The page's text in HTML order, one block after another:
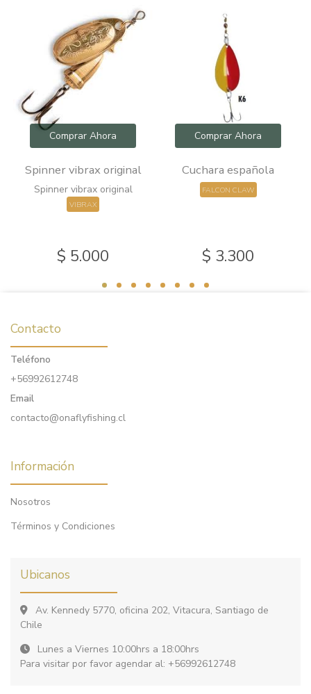
Comprar Ahora
Spinner vibrax original
Spinner vibrax original
VIBRAX
$ 5.000
Comprar Ahora
Cuchara española
FALCON CLAW
$ 3.300
Contacto
Teléfono
+56992612748
Email
contacto@onaflyfishing.cl
Información
Nosotros
Términos y Condiciones
Ubicanos
Av. Kennedy 5770, oficina 202, Vitacura, Santiago de
Chile
Lunes a Viernes 10:00hrs a 18:00hrs
Para visitar por favor agendar al: +56992612748